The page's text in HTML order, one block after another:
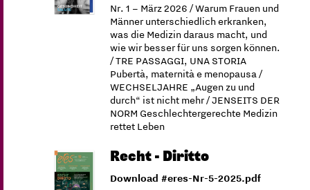
Nr. 1 – März 2026 / Warum Frauen und
Männer unterschiedlich erkranken,
was die Medizin daraus macht, und
wie wir besser für uns sorgen können.
/ TRE PASSAGGI, UNA STORIA
Pubertà, maternità e menopausa /
WECHSELJAHRE „Augen zu und
durch“ ist nicht mehr / JENSEITS DER
NORM Geschlechtergerechte Medizin
rettet Leben
Recht - Diritto
Download #eres-Nr-5-2025.pdf